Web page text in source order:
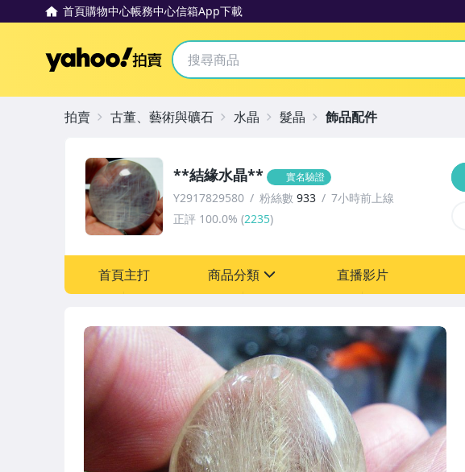
首頁購物中心帳務中心信箱App下載
Yahoo拍賣
**結緣水晶** 實名驗證
Y2917829580 粉絲數 933
7小時前上線
正評 100.0% (2235)
首頁主打 商品分類
手錶與飾品配件
直播影片
拍賣 古董、藝術與礦石 水晶 髮晶 飾品配件